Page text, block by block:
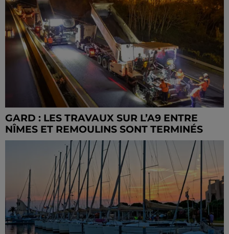
GARD : LES TRAVAUX SUR L’A9 ENTRE
NÎMES ET REMOULINS SONT TERMINÉS